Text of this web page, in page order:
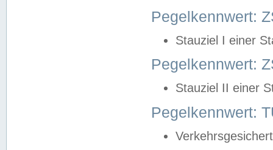
Pegelkennwert:
Stauziel I einer
Pegelkennwert:
Stauziel II einer
Pegelkennwert: